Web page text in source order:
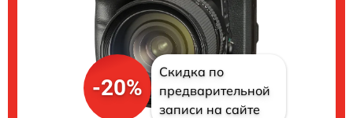
-20%
Скидка по
предварительной
записи на сайте